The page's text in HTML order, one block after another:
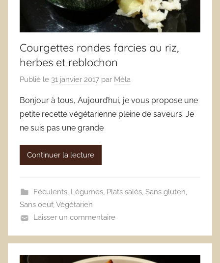
Courgettes rondes farcies au riz,
herbes et reblochon
Publié le 31 janvier 2017 par Méla
Bonjour à tous, Aujourd’hui, je vous propose une
petite recette végétarienne pleine de saveurs. Je
ne suis pas une grande
Continuer la lecture
Féculents, Légumes, Plats salés, Sans gluten,
Sans oeuf,Végétarien
Laisser un commentaire